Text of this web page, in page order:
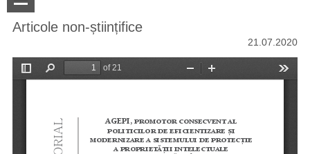
Articole non-științifice
21.07.2020